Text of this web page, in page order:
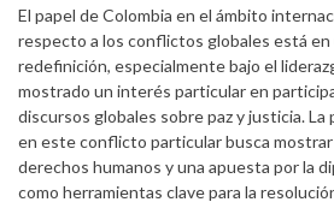
El papel de Colombia en el ámbito
respecto a los conflictos globales está
redefinición, especialmente bajo el
mostrado un interés particular en
discursos globales sobre paz y justicia. La
en este conflicto particular busca
derechos humanos y una apuesta por la
como herramientas clave para la